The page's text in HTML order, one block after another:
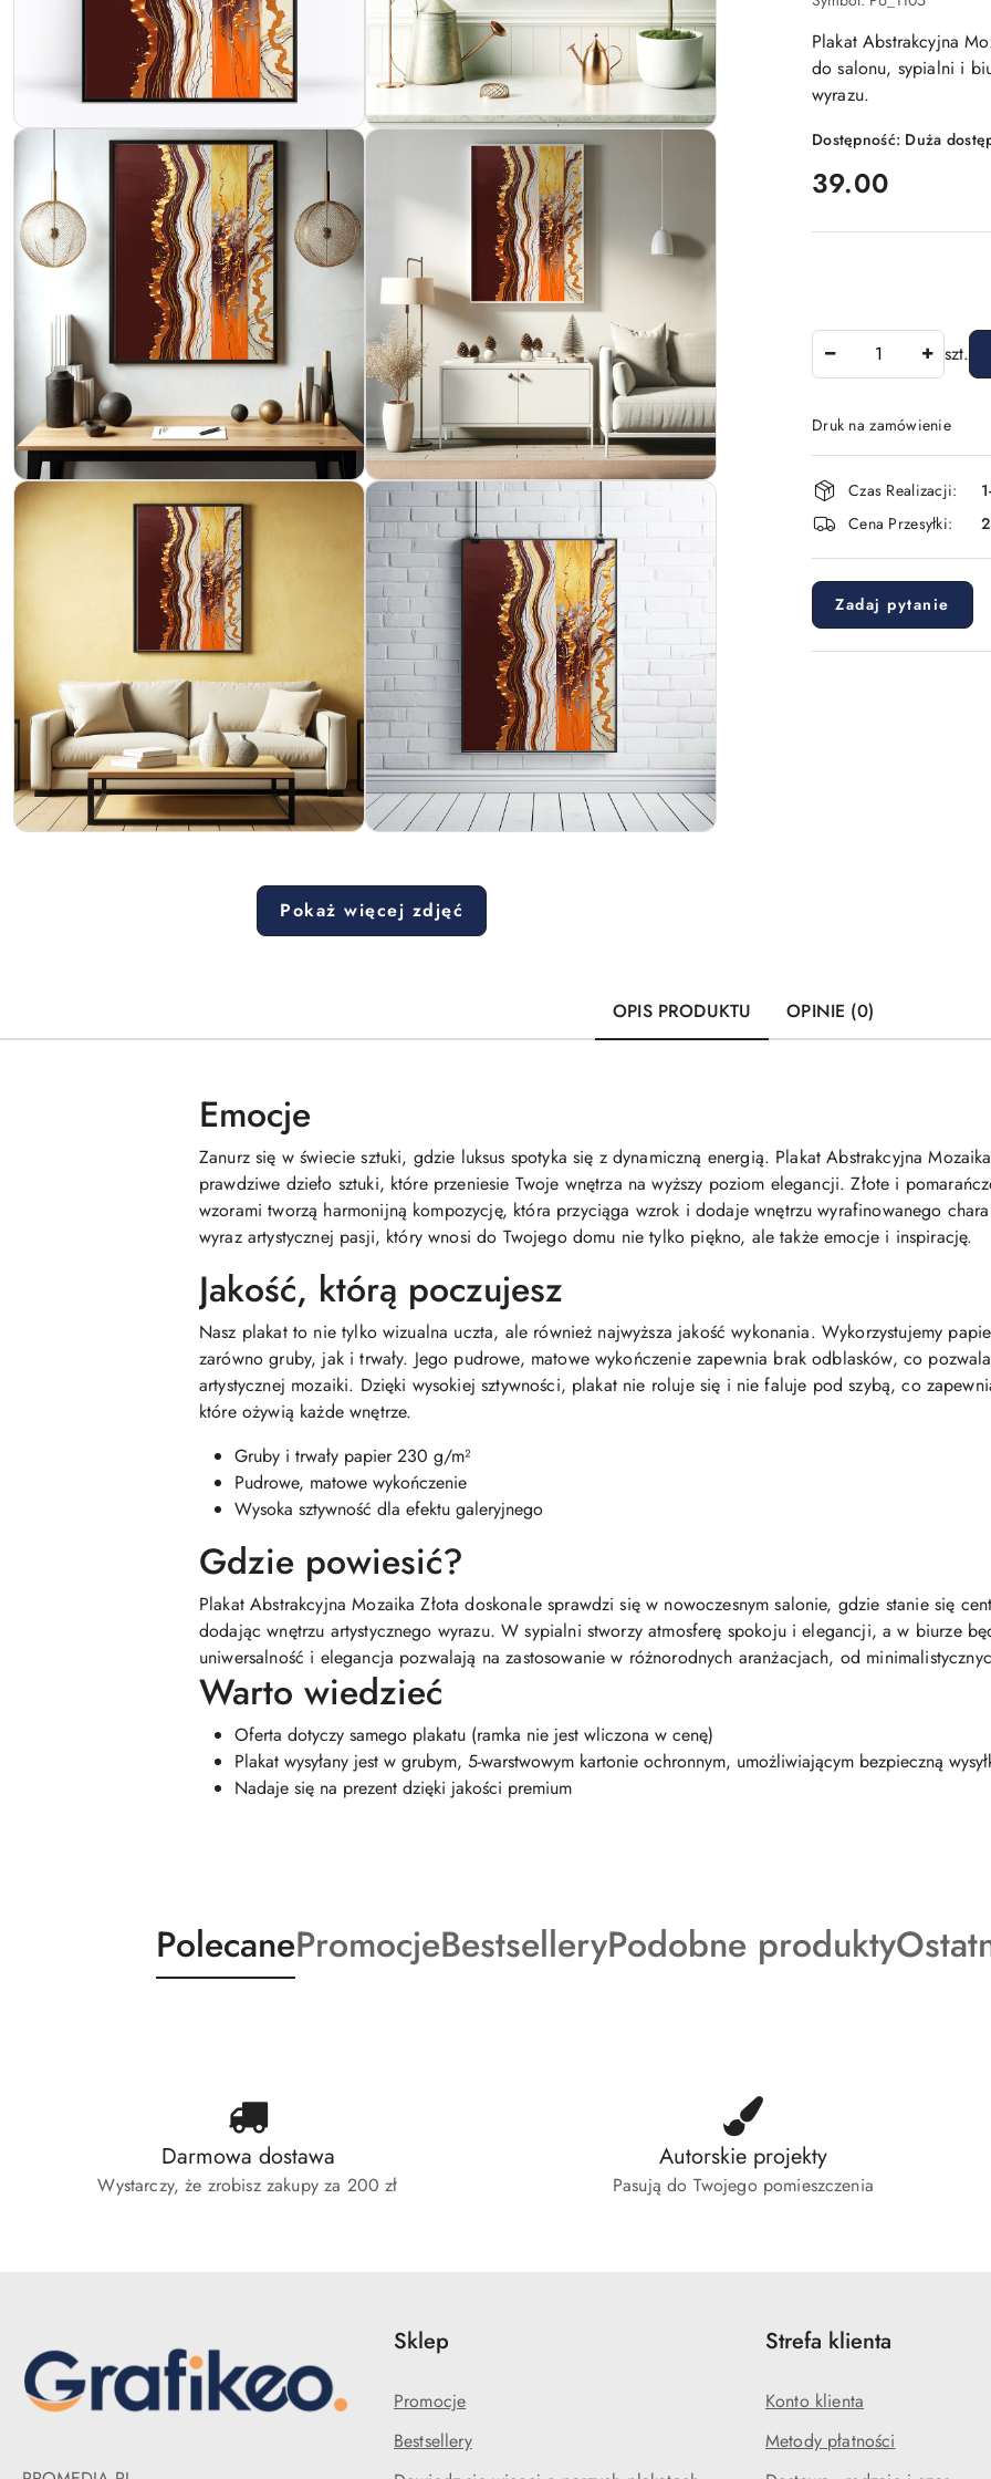
Pokaż więcej zdjęć
Plakat Abstrakcyjna
do salonu, sypialni i
wyrazu.
Dostępność: Duża
cena:
39.00
szt.
Druk na zamówienie
Dostępność
i
dostawa
Czas Realizacji:
Cena Przesyłki:
Zadaj pytanie
OPIS PRODUKTU OPINIE (0)
Emocje
Zanurz się w świecie sztuki, gdzie luksus spotyka się z dynamiczną energią. Plakat Abstrakcyjna
prawdziwe dzieło sztuki, które przeniesie Twoje wnętrza na wyższy poziom elegancji. Złote i
wzorami tworzą harmonijną kompozycję, która przyciąga wzrok i dodaje wnętrzu wyrafinowanego
wyraz artystycznej pasji, który wnosi do Twojego domu nie tylko piękno, ale także emocje i inspirację.
Jakość, którą poczujesz
Nasz plakat to nie tylko wizualna uczta, ale również najwyższa jakość wykonania. Wykorzystujemy
zarówno gruby, jak i trwały. Jego pudrowe, matowe wykończenie zapewnia brak odblasków, co
artystycznej mozaiki. Dzięki wysokiej sztywności, plakat nie roluje się i nie faluje pod szybą, co
które ożywią każde wnętrze.
Gruby i trwały papier 230 g/m²
Pudrowe, matowe wykończenie
Wysoka sztywność dla efektu galeryjnego
Gdzie powiesić?
Plakat Abstrakcyjna Mozaika Złota doskonale sprawdzi się w nowoczesnym salonie, gdzie stanie się
dodając wnętrzu artystycznego wyrazu. W sypialni stworzy atmosferę spokoju i elegancji, a w biurze
uniwersalność i elegancja pozwalają na zastosowanie w różnorodnych aranżacjach, od
Warto wiedzieć
Oferta dotyczy samego plakatu (ramka nie jest wliczona w cenę)
Plakat wysyłany jest w grubym, 5-warstwowym kartonie ochronnym, umożliwiającym bezpieczną
Nadaje się na prezent dzięki jakości premium
Pomiń karuzelę produktów
Produkty
o
PolecaneProdukty
o
PromocjeProdukty
BestselleryProdukty
Podobne produkty
Darmowa dostawa
Wystarczy, że zrobisz zakupy za 200 zł
Autorskie projekty
Pasują do Twojego pomieszczenia
Sklep
Promocje
Bestsellery
Strefa klienta
Konto klienta
Metody płatności